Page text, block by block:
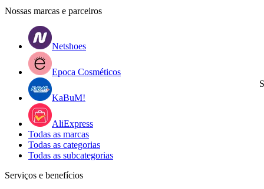
Nossas marcas e parceiros
Netshoes
Epoca Cosméticos
KaBuM!
AliExpress
Todas as marcas
Todas as categorias
Todas as subcategorias
Serviços e benefícios